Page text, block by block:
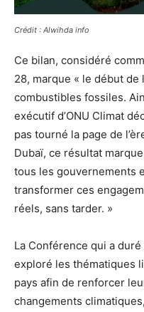
Crédit : Alwihda info
Ce bilan, considéré
28, marque « le début de
combustibles fossiles.
exécutif d’ONU Climat
pas tourné la page de
Dubaï, ce résultat
tous les gouvernements
transformer ces
réels, sans tarder. »
La Conférence qui a
exploré les thématiques
pays afin de renforcer
changements